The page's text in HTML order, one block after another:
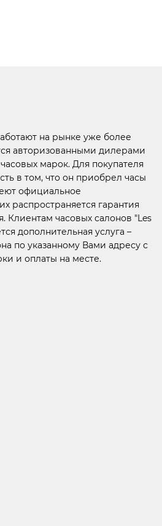
на рынке уже более
авторизованными дилерами
марок. Для покупателя
в том, что он приобрел часы
официальное
распространяется гарантия
Клиентам часовых салонов "Les
дополнительная услуга –
по указанному Вами адресу с
и оплаты на месте.